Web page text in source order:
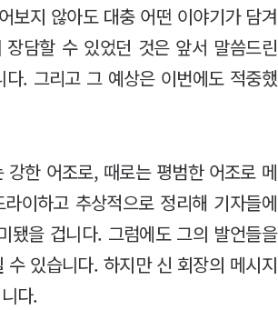
보지 않아도 대충 어떤 이야기가 담겨
담할 수 있었던 것은 앞서 말씀드린
. 그리고 그 예상은 이번에도 적중했
한 어조로, 때로는 평범한 어조로 메
이하고 추상적으로 정리해 기자들에
됐을 겁니다. 그럼에도 그의 발언들을
있습니다. 하지만 신 회장의 메시지
다.